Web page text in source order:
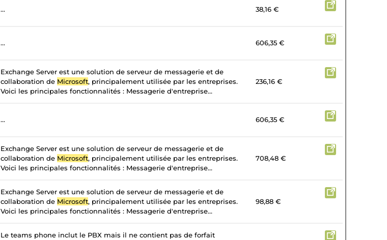
... 38,16 €
... 606,35 €
Exchange Server est une solution de serveur de messagerie et de
collaboration de Microsoft, principalement utilisée par les entreprises.
Voici les principales fonctionnalités : Messagerie d'entreprise...
236,16 €
... 606,35 €
Exchange Server est une solution de serveur de messagerie et de
collaboration de Microsoft, principalement utilisée par les entreprises.
Voici les principales fonctionnalités : Messagerie d'entreprise...
708,48 €
Exchange Server est une solution de serveur de messagerie et de
collaboration de Microsoft, principalement utilisée par les entreprises.
Voici les principales fonctionnalités : Messagerie d'entreprise...
98,88 €
Le teams phone inclut le PBX mais il ne contient pas de forfait